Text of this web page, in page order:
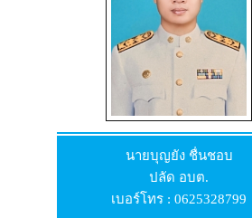
นายบุญยัง ชื่นชอบ
ปลัด อบต.
เบอร์โทร : 0625328799